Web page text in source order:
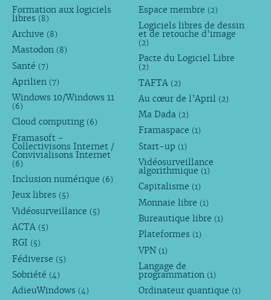
Formation aux logiciels
libres (8)
Archive (8)
Mastodon (8)
Santé (7)
Aprilien (7)
Windows 10/Windows 11
(6)
Cloud computing (6)
Framasoft -
Collectivisons Internet /
Convivialisons Internet
(6)
Inclusion numérique (6)
Jeux libres (5)
Vidéosurveillance (5)
ACTA (5)
RGI (5)
Fédiverse (5)
Sobriété (4)
AdieuWindows (4)
Espace membre (2)
Logiciels libres de dessin
et de retouche d’image
(2)
Pacte du Logiciel Libre
(2)
TAFTA (2)
Au cœur de l’April (2)
Ma Dada (2)
Framaspace (1)
Start-up (1)
Vidéosurveillance
algorithmique (1)
Capitalisme (1)
Monnaie libre (1)
Bureautique libre (1)
Plateformes (1)
VPN (1)
Langage de
programmation (1)
Ordinateur quantique (1)